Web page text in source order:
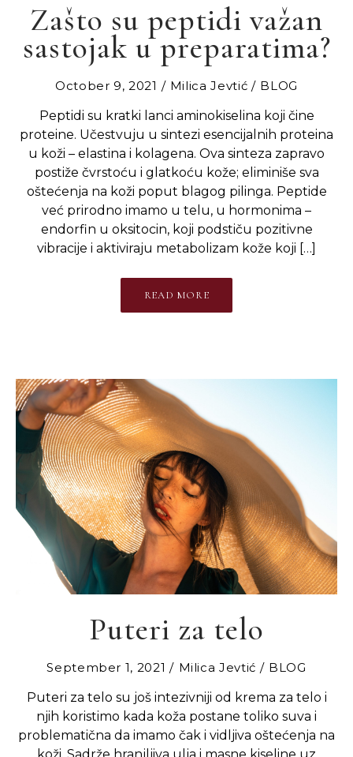
Zašto su peptidi važan
sastojak u preparatima?
October 9, 2021 Milica Jevtić
BLOG
Peptidi su kratki lanci aminokiselina koji čine
proteine. Učestvuju u sintezi esencijalnih proteina
u koži – elastina i kolagena. Ova sinteza zapravo
postiže čvrstoću i glatkoću kože; eliminiše sva
oštećenja na koži poput blagog pilinga. Peptide
već prirodno imamo u telu, u hormonima –
endorfin u oksitocin, koji podstiču pozitivne
vibracije i aktiviraju metabolizam kože koji […]
READ MORE
Puteri za telo
September 1, 2021 Milica Jevtić
BLOG
Puteri za telo su još intezivniji od krema za telo i
njih koristimo kada koža postane toliko suva i
problematična da imamo čak i vidljiva oštećenja na
koži. Sadrže hranjljiva ulja i masne kiseline uz